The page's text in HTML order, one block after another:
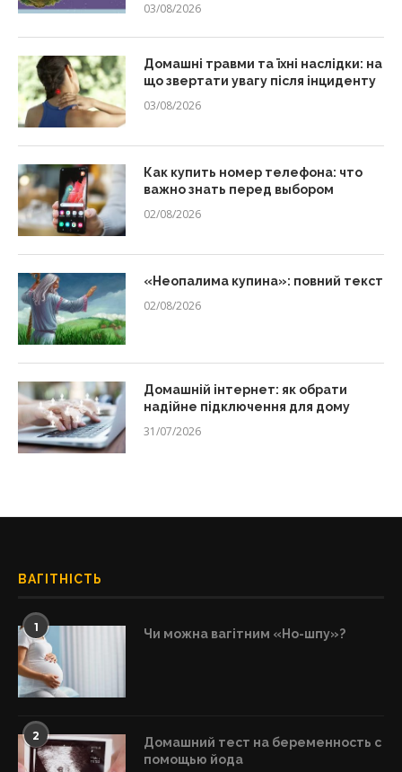
03/08/2026
Домашні травми та їхні наслідки: на
що звертати увагу після інциденту
03/08/2026
Как купить номер телефона: что
важно знать перед выбором
02/08/2026
«Неопалима купина»: повний текст
02/08/2026
Домашній інтернет: як обрати
надійне підключення для дому
31/07/2026
ВАГІТНІСТЬ
1 Чи можна вагітним «Но-шпу»?
2
Домашний тест на беременность с
помощью йода